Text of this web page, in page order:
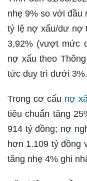
nhẹ 9% so với đầu
tỷ lệ nợ xấu/dư nợ
3,92% (vượt mức
nợ xấu theo
tức duy trì dưới 3%.
Trong cơ cấu nợ
tiêu chuẩn tăng
914 tỷ đồng; nợ
hơn 1.109 tỷ đồng
tăng nhẹ 4% ghi